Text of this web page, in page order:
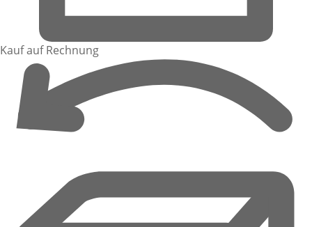
Kauf auf Rechnung